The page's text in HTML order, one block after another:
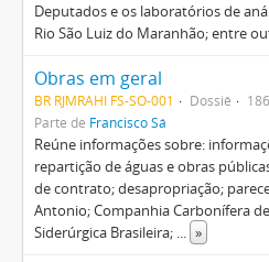
Deputados e os laboratórios de
Rio São Luiz do Maranhão; entre
Obras em geral
BR RJMRAHI FS-SO-001 Dossiê
Parte de Francisco Sá
Reúne informações sobre:
repartição de águas e obras
de contrato; desapropriação;
Antonio; Companhia Carbonífera
Siderúrgica Brasileira; ... »